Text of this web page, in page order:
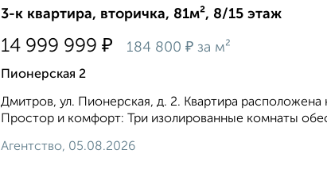
3-к квартира, вторичка, 81м², 8/15 этаж
14 999 999 ₽ 184 800 ₽ за м²
Пионерская 2
Дмитров, ул. Пионерская, д. 2. Квартира
Простор и комфорт: Три изолированные комнаты
Агентство, 05.08.2026